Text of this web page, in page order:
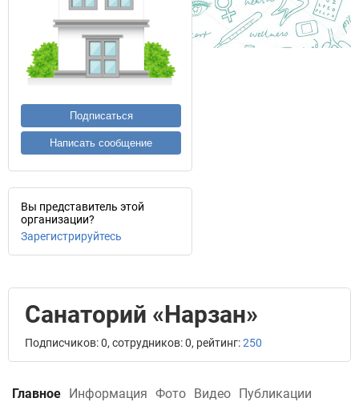
Подписаться
Написать сообщение
Вы представитель этой
организации?
Зарегистрируйтесь
Санаторий «Нарзан»
Подписчиков: 0, сотрудников: 0, рейтинг:250
Главное Информация Фото Видео Публикации